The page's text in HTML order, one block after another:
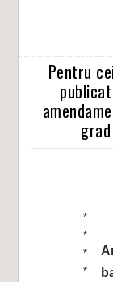
Pentru
*
*
*
*